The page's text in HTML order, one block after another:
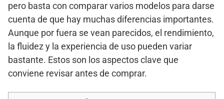
pero basta con comparar varios modelos para darse
cuenta de que hay muchas diferencias importantes.
Aunque por fuera se vean parecidos, el rendimiento,
la fluidez y la experiencia de uso pueden variar
bastante. Estos son los aspectos clave que
conviene revisar antes de comprar.